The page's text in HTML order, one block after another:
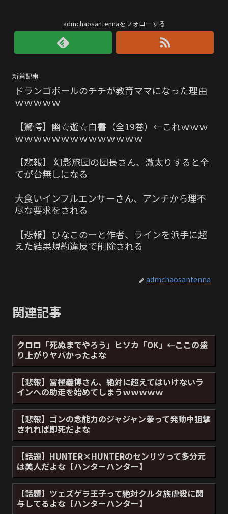
admchaosantennaをフォローする
新着記事
ドランゴボールのチチが教育ママになった理由
ｗｗｗｗｗ
【驚愕】幽☆遊☆白書（全19巻）←これｗｗｗ
ｗｗｗｗｗｗｗｗｗｗｗｗｗｗ
【悲報】 幻影旅団の団長さん、激太りすると全
てが台無しになる
大食いインフルエンサーさん、アンチから理不
尽な要求をされる
【悲報】ひなこのーと作者、ラインを派手に超
えた結果規約違反で削除される
admchaosantenna
関連記事
クロロ「死ぬまでやろう」ヒソカ「OK」←ここの盛
り上がりヤバかったよな
【悲報】冨樫義博さん、絶対に超えてはいけないラ
インへの助走を始めてしまうｗｗｗｗｗ
【悲報】ゴンの念能力のジャジャン拳って発動中狙撃
されれば即死だよな
【話題】HUNTER×HUNTERのセンリツって多分元
は美人だよな【ハンターハンター】
【話題】ツェズゲラ王子って絶対クルタ族虐殺に関
与してるよな【ハンターハンター】